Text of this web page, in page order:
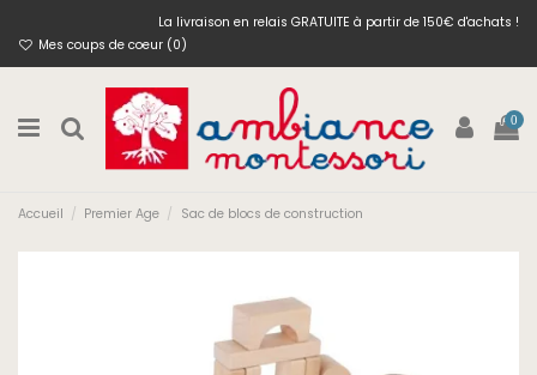
La livraison en relais GRATUITE à partir de 150€ d'achats !
Mes coups de coeur (0)
0
Accueil Premier Age Sac de blocs de construction